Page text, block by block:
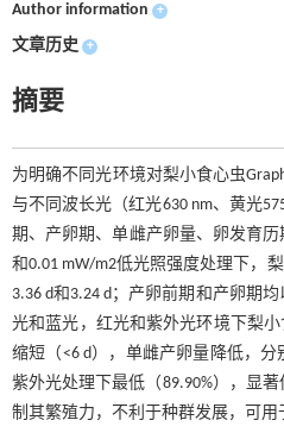
Author information +
文章历史 +
摘要
为明确不同光环境对梨小食心虫
与不同波长光（红光630 nm、黄光
期、产卵期、单雌产卵量、卵发育历
和0.01 mW/m2低光照强度处理下，
3.36 d和3.24 d；产卵前期和产卵期
光和蓝光，红光和紫外光环境下梨小
缩短（<6 d），单雌产卵量降低，
紫外光处理下最低（89.90%），显
制其繁殖力，不利于种群发展，可用